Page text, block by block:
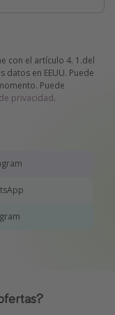
con el artículo 4. 1.del
datos en EEUU. Puede
Puede
privacidad.